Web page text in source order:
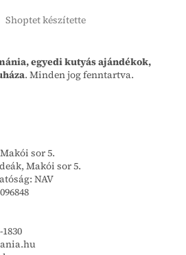
Shoptet készítette
egyedi kutyás ajándékok,
. Minden jog fenntartva.
sor 5.
Makói sor 5.
NAV